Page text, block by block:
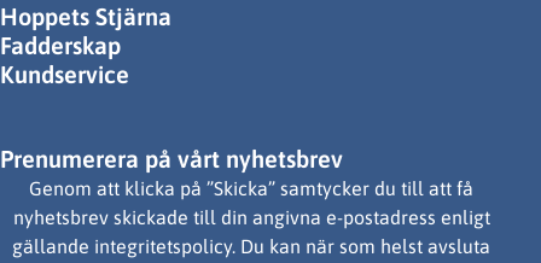
Hoppets Stjärna
Fadderskap
Kundservice
Prenumerera på vårt nyhetsbrev
Genom att klicka på ”Skicka” samtycker du till att få
nyhetsbrev skickade till din angivna e-postadress enligt
gällande integritetspolicy. Du kan när som helst avsluta